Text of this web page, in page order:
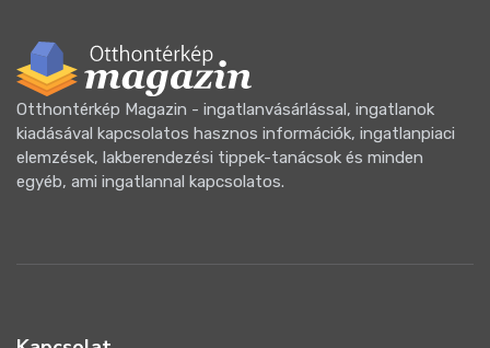
Otthontérkép Magazin - ingatlanvásárlással, ingatlanok
kiadásával kapcsolatos hasznos információk, ingatlanpiaci
elemzések, lakberendezési tippek-tanácsok és minden
egyéb, ami ingatlannal kapcsolatos.